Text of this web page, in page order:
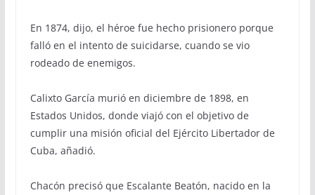
En 1874, dijo, el héroe fue hecho prisionero porque
falló en el intento de suicidarse, cuando se vio
rodeado de enemigos.
Calixto García murió en diciembre de 1898, en
Estados Unidos, donde viajó con el objetivo de
cumplir una misión oficial del Ejército Libertador de
Cuba, añadió.
Chacón precisó que Escalante Beatón, nacido en la